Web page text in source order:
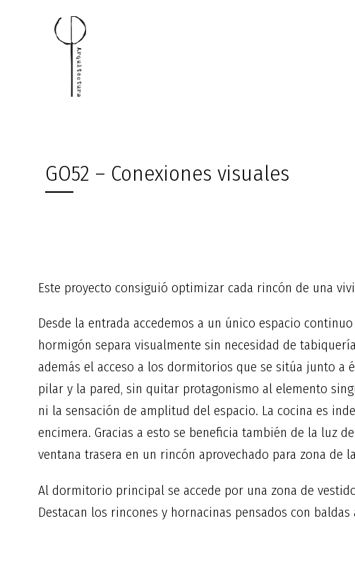
GO52 – Conexiones visuales
Este proyecto consiguió optimizar cada rincón de una
Desde la entrada accedemos a un único espacio
hormigón separa visualmente sin necesidad de
además el acceso a los dormitorios que se sitúa junto
pilar y la pared, sin quitar protagonismo al elemento
ni la sensación de amplitud del espacio. La cocina es
encimera. Gracias a esto se beneficia también de la luz
ventana trasera en un rincón aprovechado para zona de
Al dormitorio principal se accede por una zona de
Destacan los rincones y hornacinas pensados con